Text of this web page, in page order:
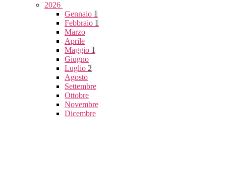
2026
Gennaio 1
Febbraio 1
Marzo
Aprile
Maggio 1
Giugno
Luglio 2
Agosto
Settembre
Ottobre
Novembre
Dicembre